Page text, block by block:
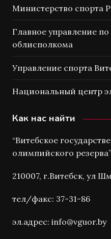
Министерство спорта
Главное управление
облисполкома
Управление спорта
Национальный центр
Как нас найти
“Витебское
олимпийского резерва”
210007, г.Витебск, ул
тел/факс: 37-31-86
эл.адрес: info@vguor.by